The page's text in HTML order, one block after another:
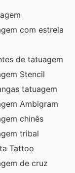
com estrela
de tatuagem
Stencil
tatuagem
Ambigram
chinês
tribal
Tattoo
de cruz